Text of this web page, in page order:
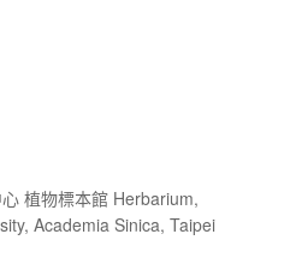
植物標本館 Herbarium,
Academia Sinica, Taipei